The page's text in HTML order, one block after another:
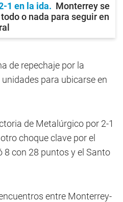
1 en la ida
Monterrey se
o nada para seguir en
de repechaje por la
para ubicarse en
de Metalúrgico por 2-1
choque clave por el
8 con 28 puntos y el Santo
entre Monterrey-